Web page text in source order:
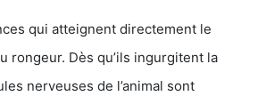
qui atteignent directement le
rongeur. Dès qu’ils ingurgitent la
nerveuses de l’animal sont